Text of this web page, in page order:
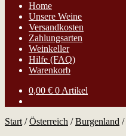
Home
Unsere Weine
Versandkosten
Zahlungsarten
Weinkeller
Hilfe (FAQ)
Warenkorb
0,00 € 0 Artikel
Start /Österreich /Burgenland /